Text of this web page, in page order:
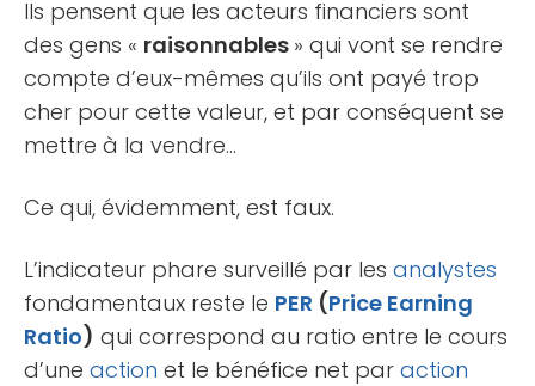
Ils pensent que les acteurs financiers sont
des gens « raisonnables » qui vont se rendre
compte d’eux-mêmes qu’ils ont payé trop
cher pour cette valeur, et par conséquent se
mettre à la vendre…
Ce qui, évidemment, est faux.
L’indicateur phare surveillé par les analystes
fondamentaux reste le PER (Price Earning
Ratio) qui correspond au ratio entre le cours
d’une action et le bénéfice net par action